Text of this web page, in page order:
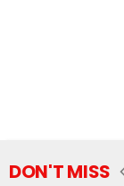
DON'T MISS